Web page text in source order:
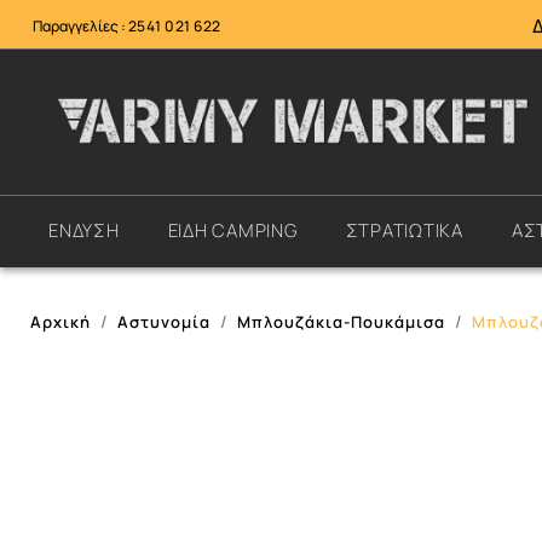
Παραγγελίες :2541 021 622
ΕΝΔΥΣΗ ΕΙΔΗ CAMPING ΣΤΡΑΤΙΩΤΙΚΑ
Αρχική Αστυνομία Μπλουζάκια-Πουκάμισα